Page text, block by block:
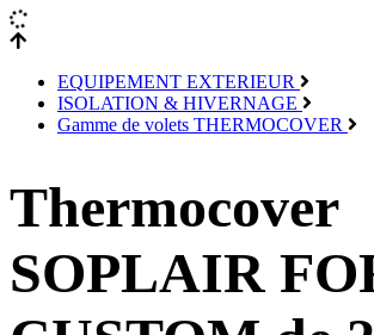
EQUIPEMENT EXTERIEUR
ISOLATION & HIVERNAGE
Gamme de volets THERMOCOVER
Thermocover
SOPLAIR